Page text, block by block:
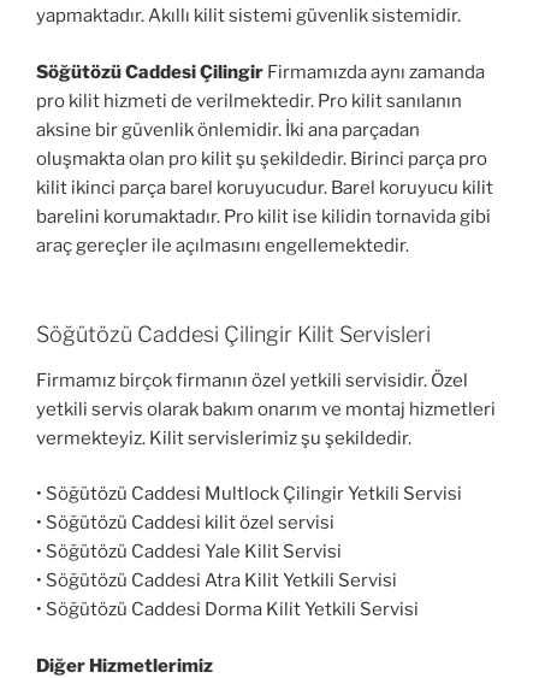
yapmaktadır. Akıllı kilit sistemi güvenlik sistemidir.
Söğütözü Caddesi Çilingir Firmamızda aynı zamanda
pro kilit hizmeti de verilmektedir. Pro kilit sanılanın
aksine bir güvenlik önlemidir. İki ana parçadan
oluşmakta olan pro kilit şu şekildedir. Birinci parça pro
kilit ikinci parça barel koruyucudur. Barel koruyucu kilit
barelini korumaktadır. Pro kilit ise kilidin tornavida gibi
araç gereçler ile açılmasını engellemektedir.
Söğütözü Caddesi Çilingir Kilit Servisleri
Firmamız birçok firmanın özel yetkili servisidir. Özel
yetkili servis olarak bakım onarım ve montaj hizmetleri
vermekteyiz. Kilit servislerimiz şu şekildedir.
• Söğütözü Caddesi Multlock Çilingir Yetkili Servisi
• Söğütözü Caddesi kilit özel servisi
• Söğütözü Caddesi Yale Kilit Servisi
• Söğütözü Caddesi Atra Kilit Yetkili Servisi
• Söğütözü Caddesi Dorma Kilit Yetkili Servisi
Diğer Hizmetlerimiz